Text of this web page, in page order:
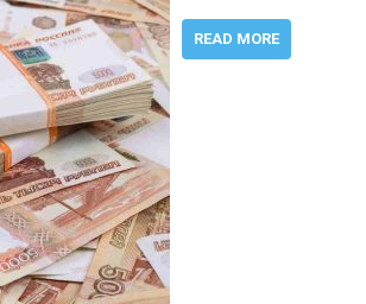
READ MORE